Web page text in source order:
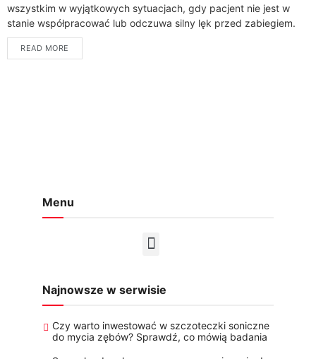
wszystkim w wyjątkowych sytuacjach, gdy pacjent nie jest w
stanie współpracować lub odczuwa silny lęk przed zabiegiem.
Choć najczęściej stosuje się znieczulenie miejscowe,...
READ MORE
Menu
Najnowsze w serwisie
Czy warto inwestować w szczoteczki soniczne
do mycia zębów? Sprawdź, co mówią badania